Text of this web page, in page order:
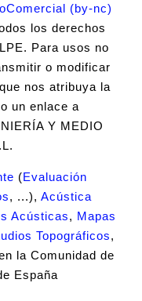
(by-nc)
los derechos
Para usos no
o modificar
nos atribuya la
un enlace a
Y MEDIO
(Evaluación
, ...), Acústica
Acústicas, Mapas
Topográficos,
la Comunidad de
España